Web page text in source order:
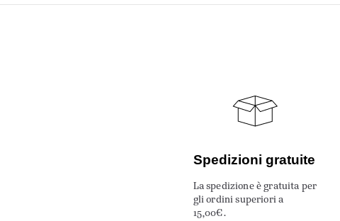
Spedizioni gratuite
La spedizione è gratuita per
gli ordini superiori a
15,00€.